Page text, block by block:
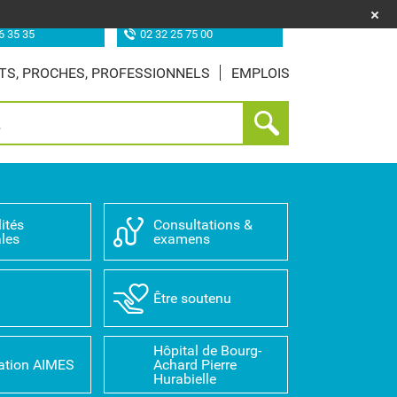
35 35
02 32 25 75 00
PROCHES, PROFESSIONNELS EMPLOIS
Consultations &
examens
Être soutenu
AIMES
Hôpital de Bourg-
Achard Pierre
Hurabielle